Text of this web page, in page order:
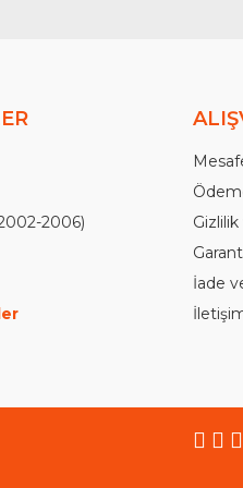
2006)
İade